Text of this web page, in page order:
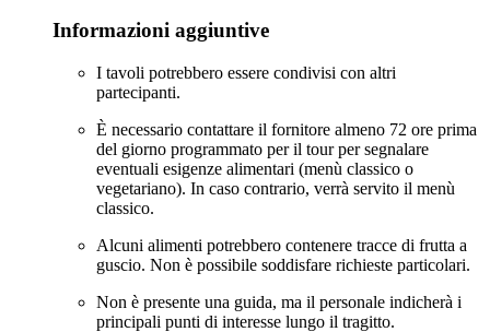
Informazioni aggiuntive
I tavoli potrebbero essere condivisi con altri
partecipanti.
È necessario contattare il fornitore almeno 72 ore prima
del giorno programmato per il tour per segnalare
eventuali esigenze alimentari (menù classico o
vegetariano). In caso contrario, verrà servito il menù
classico.
Alcuni alimenti potrebbero contenere tracce di frutta a
guscio. Non è possibile soddisfare richieste particolari.
Non è presente una guida, ma il personale indicherà i
principali punti di interesse lungo il tragitto.